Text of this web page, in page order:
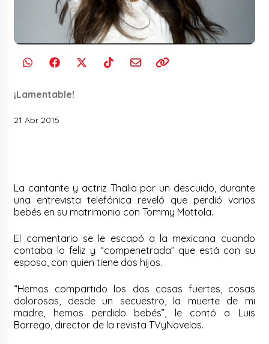
¡Lamentable!
21 Abr 2015
La cantante y actriz Thalia por un descuido, durante
una entrevista telefónica reveló que perdió varios
bebés en su matrimonio con Tommy Mottola.
El comentario se le escapó a la mexicana cuando
contaba lo feliz y “compenetrada” que está con su
esposo, con quien tiene dos hijos.
“Hemos compartido los dos cosas fuertes, cosas
dolorosas, desde un secuestro, la muerte de mi
madre, hemos perdido bebés”, le contó a Luis
Borrego, director de la revista TVyNovelas.